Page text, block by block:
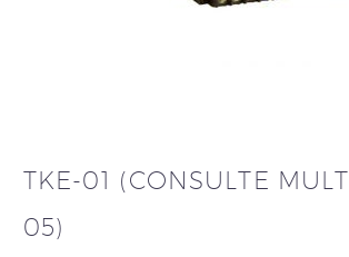
TKE-01 (CONSULTE
05)